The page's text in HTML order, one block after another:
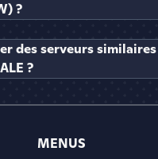
?
des serveurs similaires
?
MENUS